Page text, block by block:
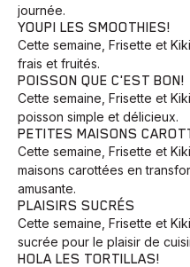
journée.
YOUPI LES SMOOTHIES!
Cette semaine, Frisette et
frais et fruités.
POISSON QUE C'EST BON!
Cette semaine, Frisette et
poisson simple et délicieux.
PETITES MAISONS
Cette semaine, Frisette et
maisons carottées en
amusante.
PLAISIRS SUCRÉS
Cette semaine, Frisette et
sucrée pour le plaisir de
HOLA LES TORTILLAS!